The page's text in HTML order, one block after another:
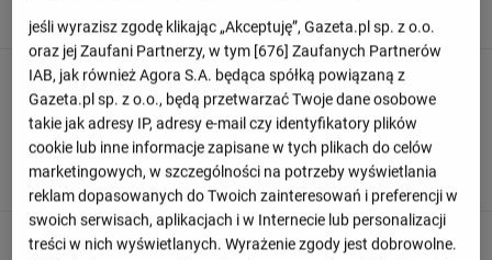
90+ 4'
Enrico Del Prato z zespołu Parma Calcio 1913 posunął się
trochę za daleko, ściągając na ziemię zawodnika, którym
jest Kamaldeen Sulemana.
90+ 4'
jeśli wyrazisz zgodę klikając „Akceptuję”, Gazeta.pl sp. z o.o.
oraz jej Zaufani Partnerzy, w tym [676] Zaufanych Partnerów
IAB, jak również Agora S.A. będąca spółką powiązaną z
Gazeta.pl sp. z o.o., będą przetwarzać Twoje dane osobowe
takie jak adresy IP, adresy e-mail czy identyfikatory plików
cookie lub inne informacje zapisane w tych plikach do celów
marketingowych, w szczególności na potrzeby wyświetlania
reklam dopasowanych do Twoich zainteresowań i preferencji w
swoich serwisach, aplikacjach i w Internecie lub personalizacji
treści w nich wyświetlanych. Wyrażenie zgody jest dobrowolne.